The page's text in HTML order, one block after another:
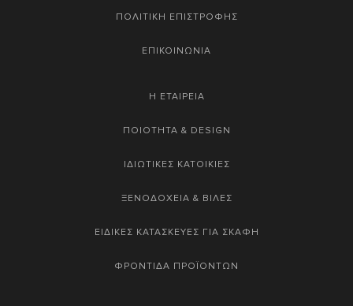
ΠΟΛΙΤΙΚΗ ΕΠΙΣΤΡΟΦΗΣ
ΕΠΙΚΟΙΝΩΝΙΑ
Η ΕΤΑΙΡΕΙΑ
ΠΟΙΟΤΗΤΑ & DESIGN
ΙΔΙΩΤΙΚΕΣ ΚΑΤΟΙΚΙΕΣ
ΞΕΝΟΔΟΧΕΙΑ & ΒΙΛΕΣ
ΕΙΔΙΚΕΣ ΚΑΤΑΣΚΕΥΕΣ ΓΙΑ ΣΚΑΦΗ
ΦΡΟΝΤΙΔΑ ΠΡΟΪΟΝΤΩΝ